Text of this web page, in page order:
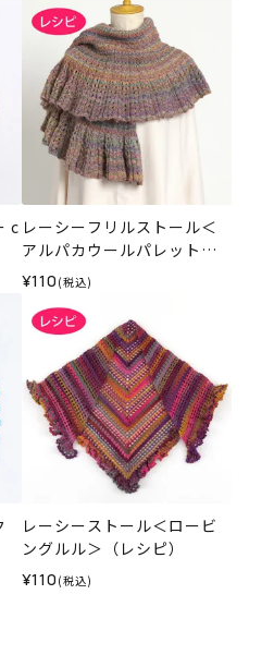
c レーシーフリルストール＜
アルパカウールパレット＞
（レシピ）
¥110 (税込)
レーシーストール＜ロービ
ングルル＞（レシピ）
¥110 (税込)